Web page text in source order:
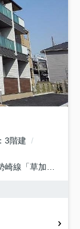
3階建
崎線 「草加